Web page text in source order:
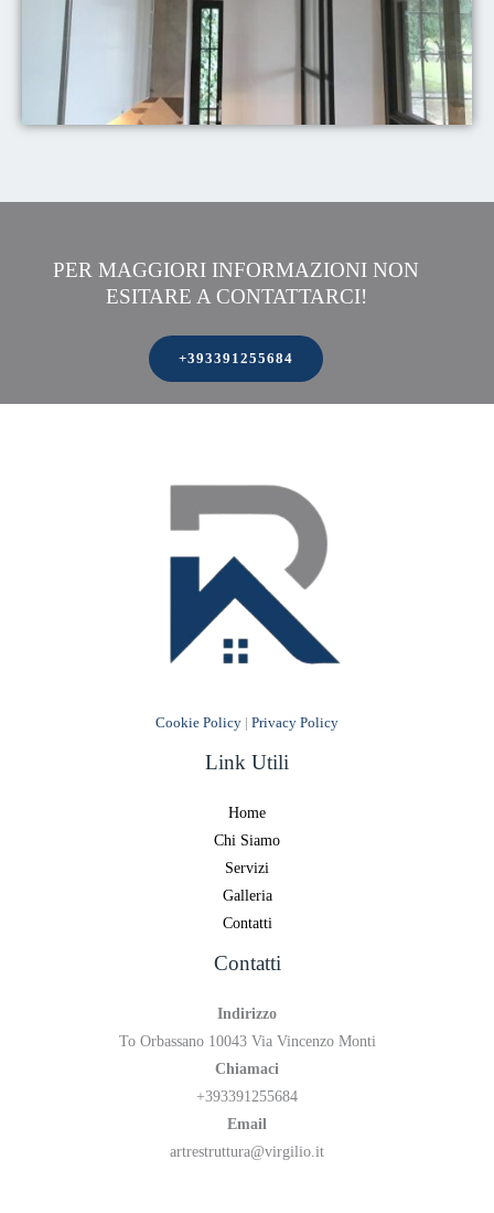
PER MAGGIORI INFORMAZIONI NON
ESITARE A CONTATTARCI!
+393391255684
Cookie Policy Privacy Policy
Link Utili
Home
Chi Siamo
Servizi
Galleria
Contatti
Contatti
Indirizzo
To Orbassano 10043 Via Vincenzo Monti
Chiamaci
+393391255684
Email
artrestruttura@virgilio.it